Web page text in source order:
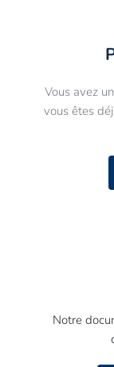
Vous avez
vous êtes
Notre